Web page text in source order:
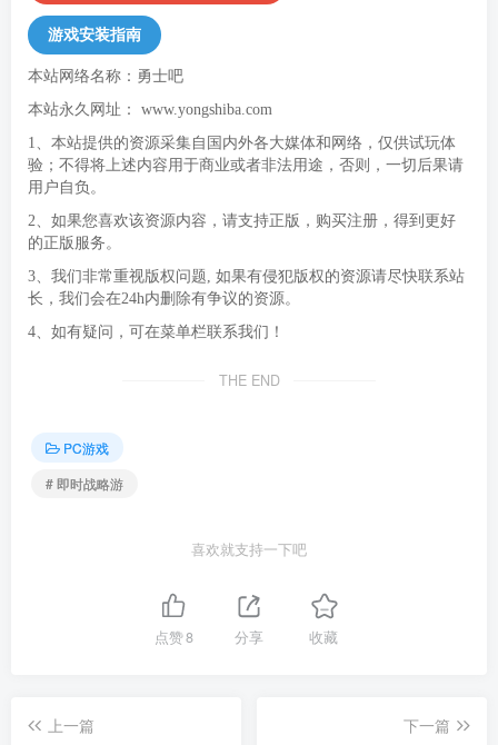
游戏安装指南
本站网络名称：勇士吧
本站永久网址： www.yongshiba.com
1、本站提供的资源采集自国内外各大媒体和网络，仅供试玩体
验；不得将上述内容用于商业或者非法用途，否则，一切后果请
用户自负。
2、如果您喜欢该资源内容，请支持正版，购买注册，得到更好
的正版服务。
3、我们非常重视版权问题, 如果有侵犯版权的资源请尽快联系站
长，我们会在24h内删除有争议的资源。
4、如有疑问，可在菜单栏联系我们！
THE END
PC游戏
# 即时战略游
喜欢就支持一下吧
点赞8 分享 收藏
上一篇
下一篇